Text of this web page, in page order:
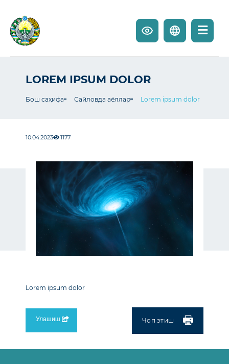
LOREM IPSUM DOLOR
Бош саҳифа Сайловда аёллар Lorem ipsum dolor
10.04.2023 1177
Lorem ipsum dolor
Улашиш Чоп этиш